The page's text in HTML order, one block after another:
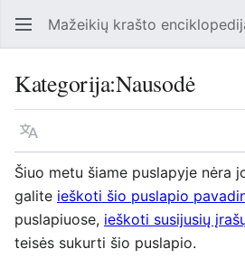
Mažeikių krašto
Kategorija:Nausodė
Kalba
Šiuo metu šiame puslapyje nėra
galite ieškoti šio puslapio
puslapiuose, ieškoti susijusių
teisės sukurti šio puslapio.